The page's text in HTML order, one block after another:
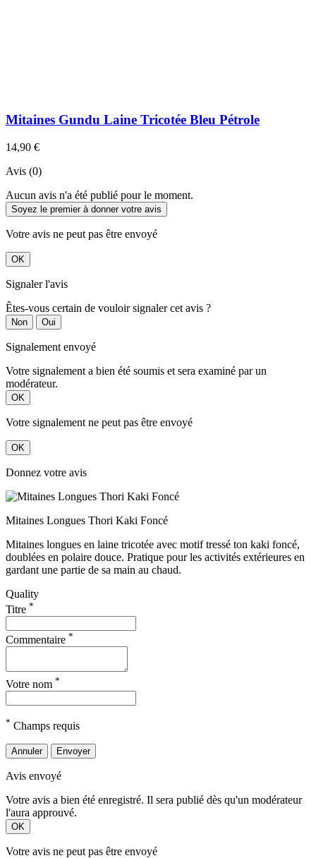
Mitaines Gundu Laine Tricotée Bleu Pétrole
14,90 €
Avis (0)
Aucun avis n'a été publié pour le moment.
Soyez le premier à donner votre avis
Votre avis ne peut pas être envoyé
OK
Signaler l'avis
Êtes-vous certain de vouloir signaler cet avis ?
Non Oui
Signalement envoyé
Votre signalement a bien été soumis et sera examiné par un
modérateur.
OK
Votre signalement ne peut pas être envoyé
OK
Donnez votre avis
Mitaines Longues Thori Kaki Foncé
Mitaines longues en laine tricotée avec motif tressé ton kaki foncé,
doublées en polaire douce. Pratique pour les activités extérieures en
gardant une partie de sa main au chaud.
Quality
Titre *
Commentaire *
Votre nom *
* Champs requis
Annuler Envoyer
Avis envoyé
Votre avis a bien été enregistré. Il sera publié dès qu'un modérateur
l'aura approuvé.
OK
Votre avis ne peut pas être envoyé